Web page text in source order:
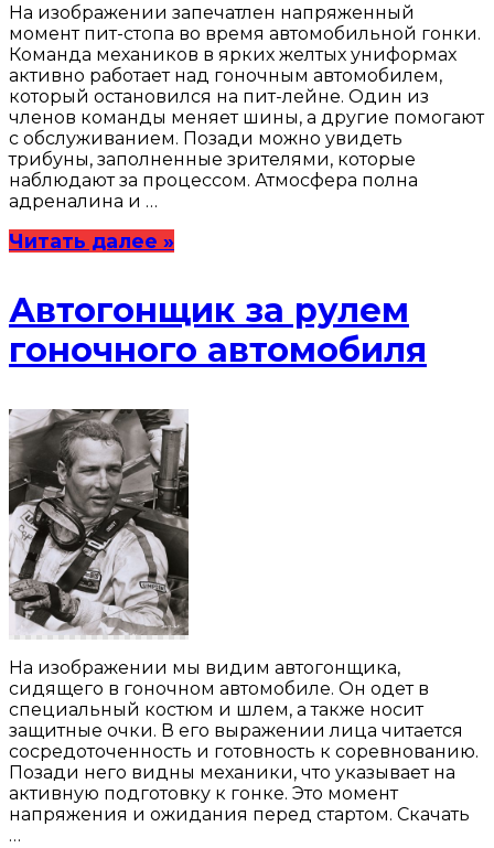
На изображении запечатлен напряженный
момент пит-стопа во время автомобильной гонки.
Команда механиков в ярких желтых униформах
активно работает над гоночным автомобилем,
который остановился на пит-лейне. Один из
членов команды меняет шины, а другие помогают
с обслуживанием. Позади можно увидеть
трибуны, заполненные зрителями, которые
наблюдают за процессом. Атмосфера полна
адреналина и …
Читать далее »
Автогонщик за рулем
гоночного автомобиля
На изображении мы видим автогонщика,
сидящего в гоночном автомобиле. Он одет в
специальный костюм и шлем, а также носит
защитные очки. В его выражении лица читается
сосредоточенность и готовность к соревнованию.
Позади него видны механики, что указывает на
активную подготовку к гонке. Это момент
напряжения и ожидания перед стартом. Скачать
…